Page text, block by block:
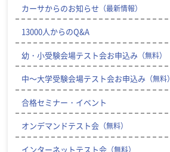
カーサからのお知らせ （最新情報）
13000人からのQ&A
幼・小受験会場テスト会お申込み （無料）
中～大学受験会場テスト会お申込み （無料）
合格セミナー・イベント
オンデマンドテスト会 （無料）
インターネットテスト会 （無料）